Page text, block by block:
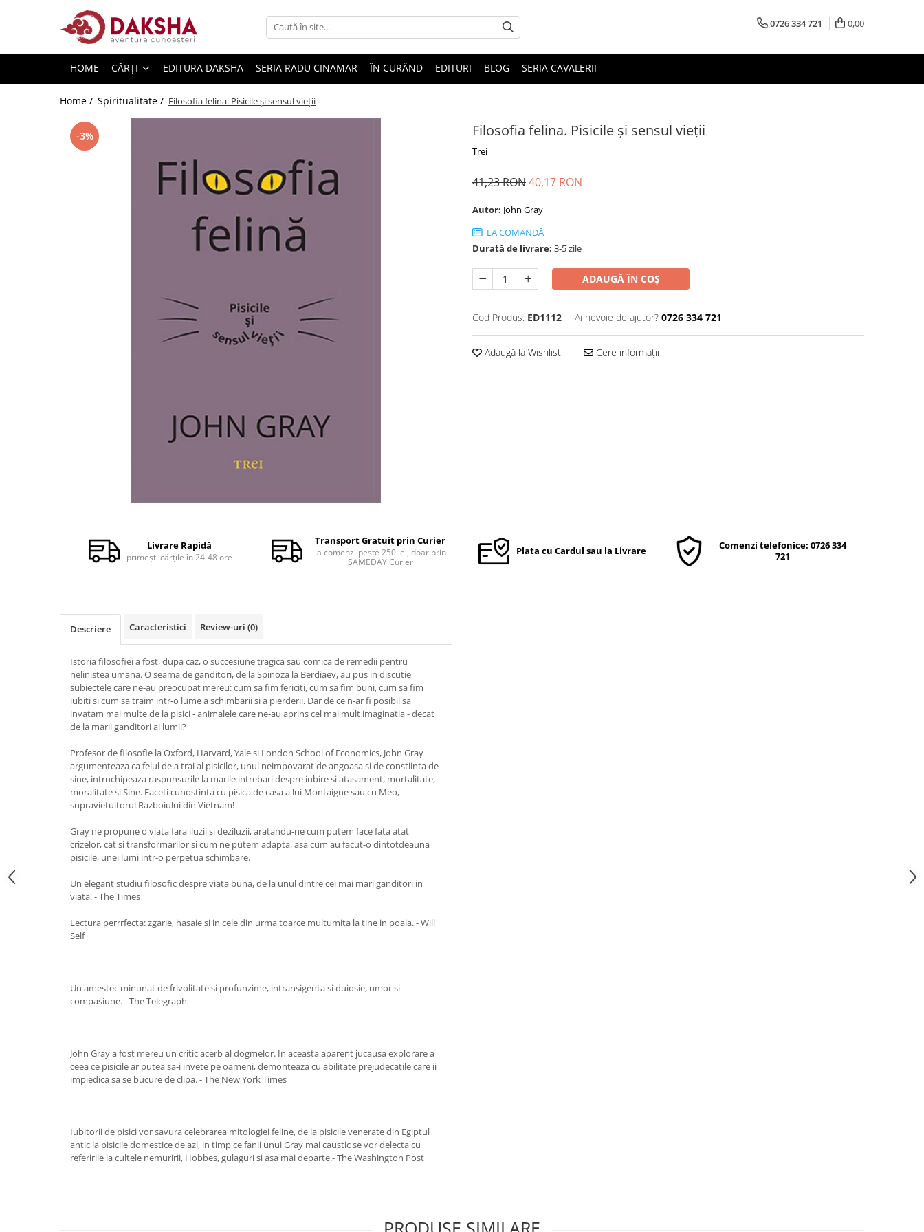
Editura Daksha
Seria Radu Cinamar
Seria David Icke
Viata după moarte
Relații de cuplu
Psihologie practică
Lumea îngerilor
Seria Masaru Emoto
Inspiraţie divină
Vindecare spirituală
Viaţa de după moarte
Cristale
Fără categorie
0726 334 721 0,00
HOME CĂRȚI EDITURA DAKSHA SERIA RADU CINAMAR ÎN CURÂND EDITURI BLOG SERIA CAVALERII
Home / Spiritualitate / Filosofia felina. Pisicile și sensul vieții
Filosofia felina. Pisicile și sensul vieții
Trei
-3%
Facebook
41,23 RON40,17 RON
Autor: John Gray
LA COMANDĂ
Durată de livrare: 3-5 zile
ADAUGĂ ÎN COȘ
Cod Produs: ED1112 Ai nevoie de ajutor? 0726 334 721
Adaugă la Wishlist Cere informații
Livrare Rapidă
primești cărțile în 24-48 ore
Transport Gratuit prin Curier
la comenzi peste 250 lei, doar prin
SAMEDAY Curier
Plata cu Cardul sau la Livrare
Comenzi telefonice: 0726 334
721
Descriere Caracteristici Review-uri (0)
Istoria filosofiei a fost, dupa caz, o succesiune tragica sau comica de remedii pentru
nelinistea umana. O seama de ganditori, de la Spinoza la Berdiaev, au pus in discutie
subiectele care ne-au preocupat mereu: cum sa fim fericiti, cum sa fim buni, cum sa fim
iubiti si cum sa traim intr-o lume a schimbarii si a pierderii. Dar de ce n-ar fi posibil sa
invatam mai multe de la pisici - animalele care ne-au aprins cel mai mult imaginatia - decat
de la marii ganditori ai lumii?
Profesor de filosofie la Oxford, Harvard, Yale si London School of Economics, John Gray
argumenteaza ca felul de a trai al pisicilor, unul neimpovarat de angoasa si de constiinta de
sine, intruchipeaza raspunsurile la marile intrebari despre iubire si atasament, mortalitate,
moralitate si Sine. Faceti cunostinta cu pisica de casa a lui Montaigne sau cu Meo,
supravietuitorul Razboiului din Vietnam!
Gray ne propune o viata fara iluzii si deziluzii, aratandu-ne cum putem face fata atat
crizelor, cat si transformarilor si cum ne putem adapta, asa cum au facut-o dintotdeauna
pisicile, unei lumi intr-o perpetua schimbare.
Un elegant studiu filosofic despre viata buna, de la unul dintre cei mai mari ganditori in
viata. - The Times
Lectura perrrfecta: zgarie, hasaie si in cele din urma toarce multumita la tine in poala. - Will
Self
Un amestec minunat de frivolitate si profunzime, intransigenta si duiosie, umor si
compasiune. - The Telegraph
John Gray a fost mereu un critic acerb al dogmelor. In aceasta aparent jucausa explorare a
ceea ce pisicile ar putea sa-i invete pe oameni, demonteaza cu abilitate prejudecatile care ii
impiedica sa se bucure de clipa. - The New York Times
Iubitorii de pisici vor savura celebrarea mitologiei feline, de la pisicile venerate din Egiptul
antic la pisicile domestice de azi, in timp ce fanii unui Gray mai caustic se vor delecta cu
referirile la cultele nemuririi, Hobbes, gulaguri si asa mai departe.- The Washington Post